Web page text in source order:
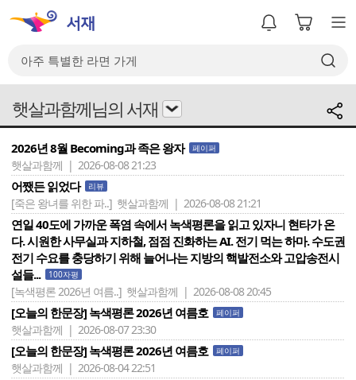
햇살과함께님의 서재
2026년 8월 Becoming과 족은 왕자 페이퍼
햇살과함께 | 2026-08-08 21:23
어쨌든 읽었다 리뷰
[죽은 왕녀를 위한 파..] 햇살과함께 | 2026-08-08 21:21
연일 40도에 가까운 폭염 속에서 녹색평론을 읽고 있자니 현타가 온
다. 시원한 사무실과 지하철, 점점 진화하는 AI. 전기 먹는 하마. 수도권
전기 수요를 충당하기 위해 늘어나는 지방의 핵발전소와 고압송전시
설들...
100자평
[녹색평론 2026년 여름..] 햇살과함께 | 2026-08-08 20:45
[오늘의 한문장] 녹색평론 2026년 여름호 페이퍼
햇살과함께 | 2026-08-07 23:30
[오늘의 한문장] 녹색평론 2026년 여름호 페이퍼
햇살과함께 | 2026-08-04 22:51